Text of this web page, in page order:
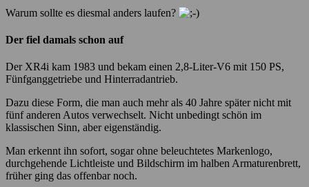
Warum sollte es diesmal anders laufen?
Der fiel damals schon auf
Der XR4i kam 1983 und bekam einen 2,8-Liter-V6 mit 150 PS,
Fünfganggetriebe und Hinterradantrieb.
Dazu diese Form, die man auch mehr als 40 Jahre später nicht mit
fünf anderen Autos verwechselt. Nicht unbedingt schön im
klassischen Sinn, aber eigenständig.
Man erkennt ihn sofort, sogar ohne beleuchtetes Markenlogo,
durchgehende Lichtleiste und Bildschirm im halben Armaturenbrett,
früher ging das offenbar noch.